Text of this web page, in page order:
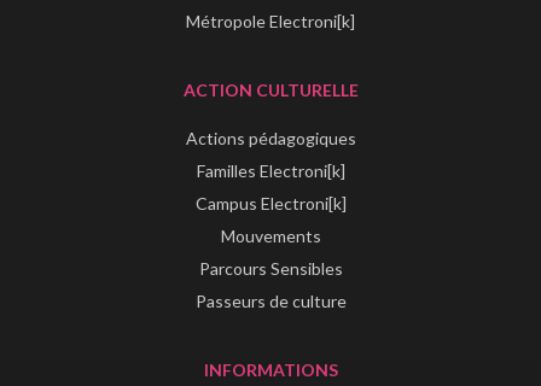
Métropole Electroni[k]
ACTION CULTURELLE
Actions pédagogiques
Familles Electroni[k]
Campus Electroni[k]
Mouvements
Parcours Sensibles
Passeurs de culture
INFORMATIONS